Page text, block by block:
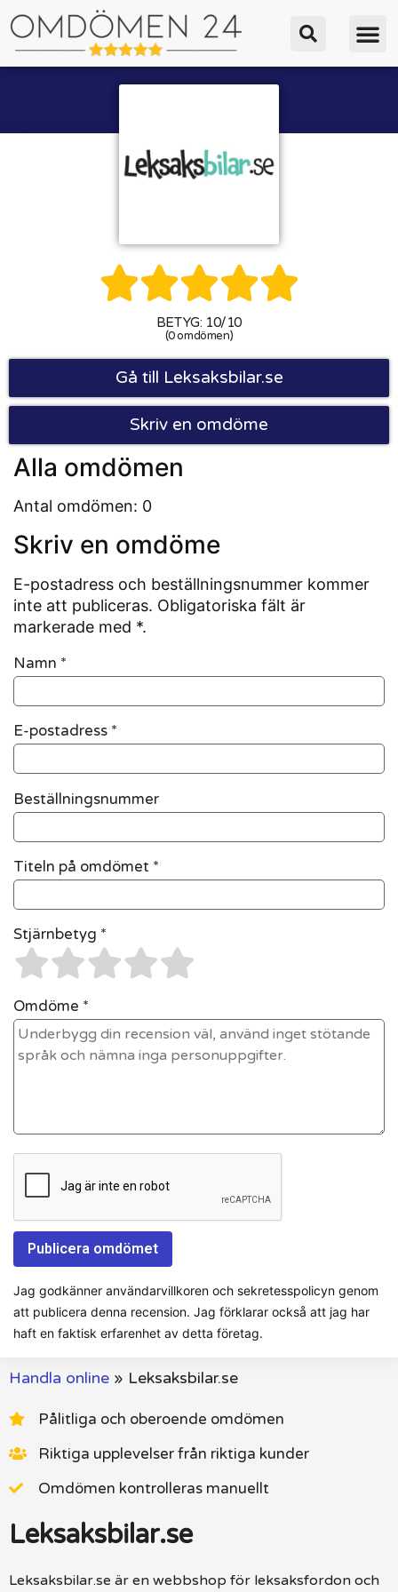

BETYG: 10/10
(0 omdömen)
Gå till Leksaksbilar.se
Skriv en omdöme
Alla omdömen
Antal omdömen: 0
Skriv en omdöme
E-postadress och beställningsnummer kommer
inte att publiceras. Obligatoriska fält är
markerade med *.
Namn *
E-postadress *
Beställningsnummer
Titeln på omdömet *
Stjärnbetyg *
Omdöme *
Jag godkänner användarvillkoren och sekretesspolicyn genom
att publicera denna recension. Jag förklarar också att jag har
haft en faktisk erfarenhet av detta företag.
Handla online » Leksaksbilar.se
Pålitliga och oberoende omdömen
Riktiga upplevelser från riktiga kunder
Omdömen kontrolleras manuellt
Leksaksbilar.se
Leksaksbilar.se är en webbshop för leksaksfordon och